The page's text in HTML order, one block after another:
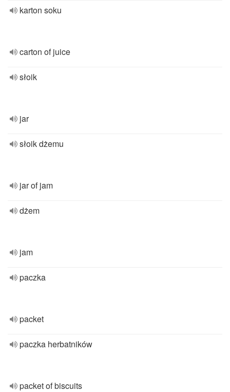
karton soku
carton of juice
słoik
jar
słoik dżemu
jar of jam
dżem
jam
paczka
packet
paczka herbatników
packet of biscuits